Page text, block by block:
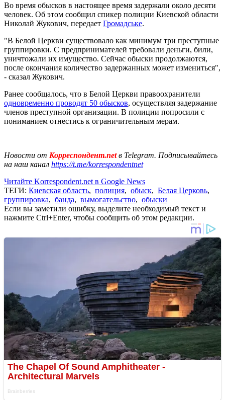
Во время обысков в настоящее время задержали около десяти
человек. Об этом сообщил спикер полиции Киевской области
Николай Жукович, передает Громадське.
"В Белой Церкви существовало как минимум три преступные
группировки. С предпринимателей требовали деньги, били,
уничтожали их имущество. Сейчас обыски продолжаются,
после окончания количество задержанных может измениться",
- сказал Жукович.
Ранее сообщалось, что в Белой Церкви правоохранители
одновременно проводят 50 обысков, осуществляя задержание
членов преступной организации. В полиции попросили с
пониманием отнестись к ограничительным мерам.
Новости от Корреспондент.netв Telegram. Подписывайтесь
на наш канал https://t.me/korrespondentnet
Читайте Korrespondent.net в Google News
ТЕГИ: Киевская область, полиция, обыск, Белая Церковь,
группировка, банда, вымогательство, обыски
Если вы заметили ошибку, выделите необходимый текст и
нажмите Ctrl+Enter, чтобы сообщить об этом редакции.